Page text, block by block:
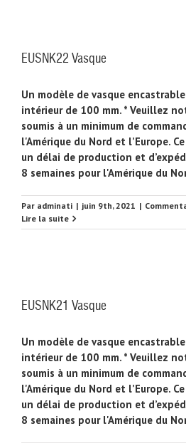
EUSNK22 Vasque
Un modèle de vasque
intérieur de 100 mm. * Veuillez
soumis à un minimum de
l'Amérique du Nord et l’Europe.
un délai de production et
8 semaines pour l'Amérique du
Par adminati | juin 9th, 2021 |
Lire la suite
EUSNK21 Vasque
Un modèle de vasque
intérieur de 100 mm. * Veuillez
soumis à un minimum de
l'Amérique du Nord et l’Europe.
un délai de production et
8 semaines pour l'Amérique du